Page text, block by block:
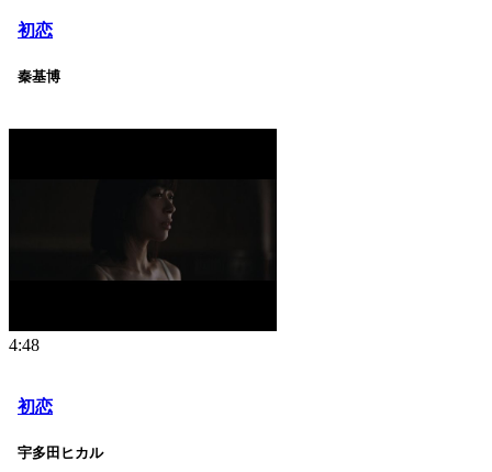
初恋
秦基博
4:48
初恋
宇多田ヒカル